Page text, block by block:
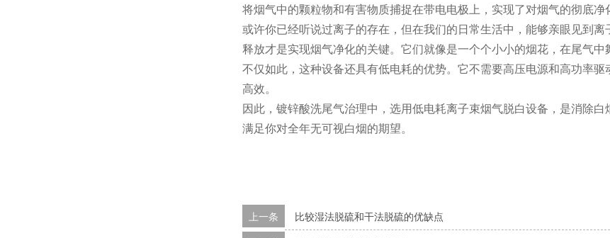
将烟气中的颗粒物和有害物质捕捉在带电电极上，实现了对烟气的彻底净
或许你已经听说过离子的存在，但在我们的日常生活中，能够亲眼见到
释放才是实现烟气净化的关键。它们就像是一个个小小的烟花，在尾气中
不仅如此，这种设备还具有低电耗的优势。它不需要高压电源和高功率
高效。
因此，镀锌酸洗尾气治理中，选用低电耗离子束烟气脱白设备，是消除
满足你对全年无可视白烟的期望。
上一条
比较湿法脱硫和干法脱硫的优缺点